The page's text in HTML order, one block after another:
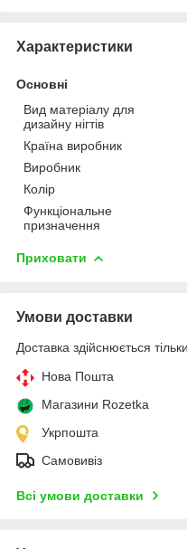
Характеристики
Основні
Вид матеріалу для
дизайну нігтів
Країна виробник
Виробник
Колір
Функціональне
призначення
Приховати
Умови доставки
Доставка здійснюється
Нова Пошта
Магазини Rozetka
Укрпошта
Самовивіз
Всі умови доставки